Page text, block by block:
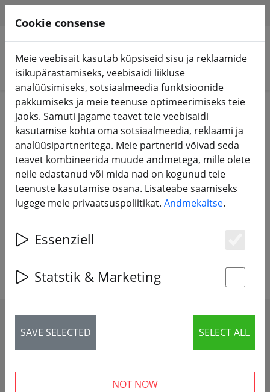
Otsi tooteid
Taotletud linki ei leitud. Näitame teile, kuidas otsida
frsky tarvikud.
2 Artikel für die Suche nach "frsky
tarvikud" gefunden
Sort by
Cookie consense
Meie veebisait kasutab küpsiseid sisu ja reklaamide
isikupärastamiseks, veebisaidi liikluse
analüüsimiseks, sotsiaalmeedia funktsioonide
pakkumiseks ja meie teenuse optimeerimiseks teie
jaoks. Samuti jagame teavet teie veebisaidi
kasutamise kohta oma sotsiaalmeedia, reklaami ja
analüüsipartneritega. Meie partnerid võivad seda
teavet kombineerida muude andmetega, mille olete
neile edastanud või mida nad on kogunud teie
teenuste kasutamise osana. Lisateabe saamiseks
lugege meie privaatsuspoliitikat. Andmekaitse.
Essenziell
Statstik & Marketing
SAVE SELECTED SELECT ALL
NOT NOW